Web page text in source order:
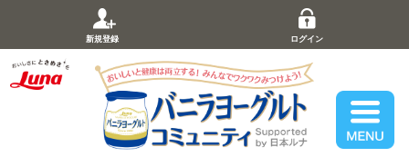
新規登録 ログイン